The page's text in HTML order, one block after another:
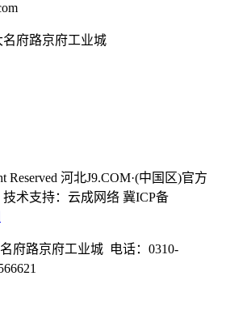
府路京府工业城
Reserved 河北J9.COM·(中国区)官方
术支持：云成网络 冀ICP备
府路京府工业城 电话：0310-